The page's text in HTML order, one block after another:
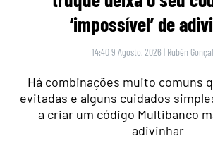
‘impossível’ de
14:40 9 Agosto, 2026 | Rubén
Há combinações muito comuns
evitadas e alguns cuidados
a criar um código Multibanco
adivinhar